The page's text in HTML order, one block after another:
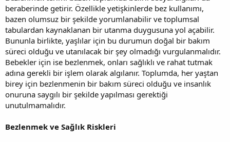
beraberinde getirir. Özellikle yetişkinlerde bez kullanımı,
bazen olumsuz bir şekilde yorumlanabilir ve toplumsal
tabulardan kaynaklanan bir utanma duygusuna yol açabilir.
Bununla birlikte, yaşlılar için bu durumun doğal bir bakım
süreci olduğu ve utanılacak bir şey olmadığı vurgulanmalıdır.
Bebekler için ise bezlenmek, onları sağlıklı ve rahat tutmak
adına gerekli bir işlem olarak algılanır. Toplumda, her yaştan
birey için bezlenmenin bir bakım süreci olduğu ve insanlık
onuruna saygılı bir şekilde yapılması gerektiği
unutulmamalıdır.
Bezlenmek ve Sağlık Riskleri